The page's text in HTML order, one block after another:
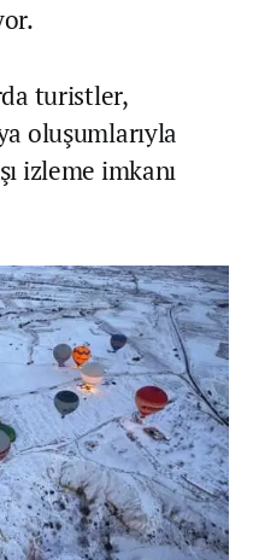
turistler,
oluşumlarıyla
izleme imkanı